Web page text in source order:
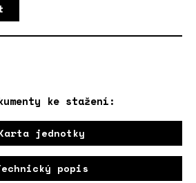
ke stažení:
jednotky
popis